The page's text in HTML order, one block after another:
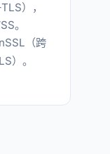
），
。
（跨
）。